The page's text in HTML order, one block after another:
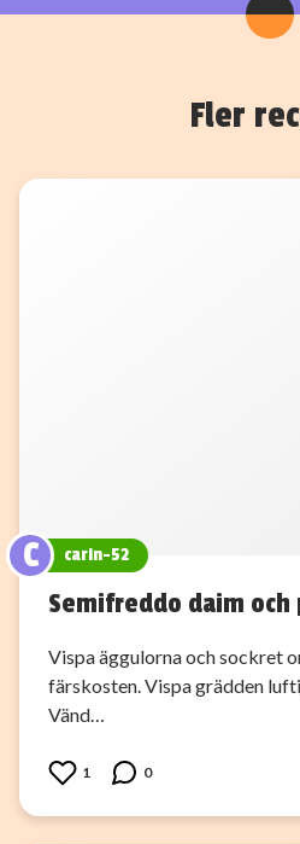
Fler
C carin-52
Semifreddo daim och
Vispa äggulorna och sockret
färskosten. Vispa grädden
Vänd…
1 0